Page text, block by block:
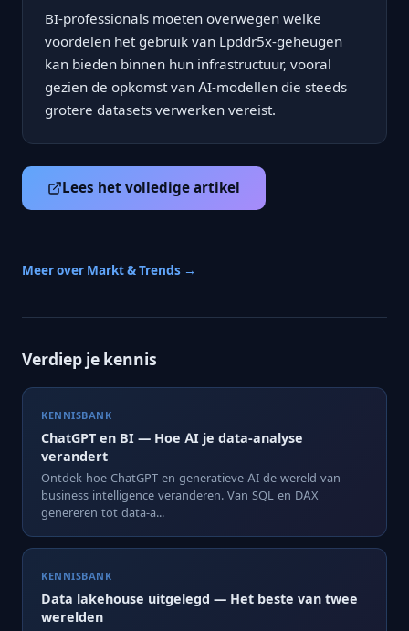
BI-professionals moeten overwegen welke
voordelen het gebruik van Lpddr5x-geheugen
kan bieden binnen hun infrastructuur, vooral
gezien de opkomst van AI-modellen die steeds
grotere datasets verwerken vereist.
Lees het volledige artikel
Meer over Markt & Trends →
Verdiep je kennis
KENNISBANK
ChatGPT en BI — Hoe AI je data-analyse
verandert
Ontdek hoe ChatGPT en generatieve AI de wereld van
business intelligence veranderen. Van SQL en DAX
genereren tot data-a...
KENNISBANK
Data lakehouse uitgelegd — Het beste van twee
werelden